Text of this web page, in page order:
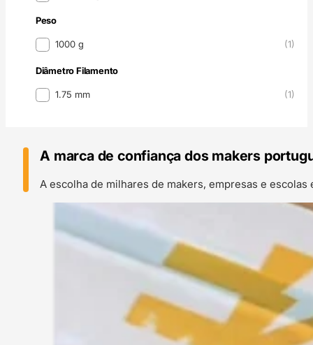
Peso
Peso1000 g (1)
Diâmetro Filamento
Diâmetro Filamento
1.75 mm (1)
A marca de confiança dos makers
A escolha de milhares de makers, empresas e escolas